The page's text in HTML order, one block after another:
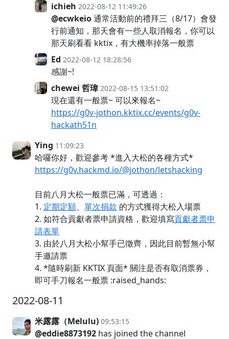
ichieh 2022-08-12 11:49:26
@ecwkeio通常活動前的禮拜三（8/17）會發
行前通知，那天會有一些人取消報名，你可以
那天刷看看 kktix，有大機率掉落一般票
Ed 2022-08-12 18:28:56
感謝~!
chewei 哲瑋 2022-08-15 13:51:02
現在還有一般票~ 可以來報名~
https://g0v-jothon.kktix.cc/events/g0v-
hackath51n
Ying 11:09:23
哈囉你好，歡迎參考 *進入大松的各種方式*
https://g0v.hackmd.io/@jothon/letshacking
目前八月大松一般票已滿，可透過：
1. 定期定額、 單次捐款 的方式獲得大松入場票
2. 如符合貢獻者票申請資格，歡迎填寫貢獻者票申
請表單
3. 由於八月大松小幫手已徵齊，因此目前暫無小幫
手邀請票
4. *隨時刷新 KKTIX 頁面* 關注是否有取消票券，
即可手刀報名一般票 :raised_hands:
2022-08-11
米露露（Melulu) 09:53:15
@eddie8873192 has joined the channel